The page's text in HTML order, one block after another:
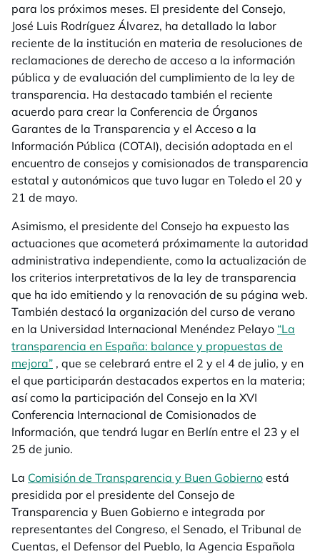
para los próximos meses. El presidente del Consejo,
José Luis Rodríguez Álvarez, ha detallado la labor
reciente de la institución en materia de resoluciones de
reclamaciones de derecho de acceso a la información
pública y de evaluación del cumplimiento de la ley de
transparencia. Ha destacado también el reciente
acuerdo para crear la Conferencia de Órganos
Garantes de la Transparencia y el Acceso a la
Información Pública (COTAI), decisión adoptada en el
encuentro de consejos y comisionados de transparencia
estatal y autonómicos que tuvo lugar en Toledo el 20 y
21 de mayo.
Asimismo, el presidente del Consejo ha expuesto las
actuaciones que acometerá próximamente la autoridad
administrativa independiente, como la actualización de
los criterios interpretativos de la ley de transparencia
que ha ido emitiendo y la renovación de su página web.
También destacó la organización del curso de verano
en la Universidad Internacional Menéndez Pelayo “La
transparencia en España: balance y propuestas de
mejora” , que se celebrará entre el 2 y el 4 de julio, y en
el que participarán destacados expertos en la materia;
así como la participación del Consejo en la XVI
Conferencia Internacional de Comisionados de
Información, que tendrá lugar en Berlín entre el 23 y el
25 de junio.
La Comisión de Transparencia y Buen Gobierno está
presidida por el presidente del Consejo de
Transparencia y Buen Gobierno e integrada por
representantes del Congreso, el Senado, el Tribunal de
Cuentas, el Defensor del Pueblo, la Agencia Española